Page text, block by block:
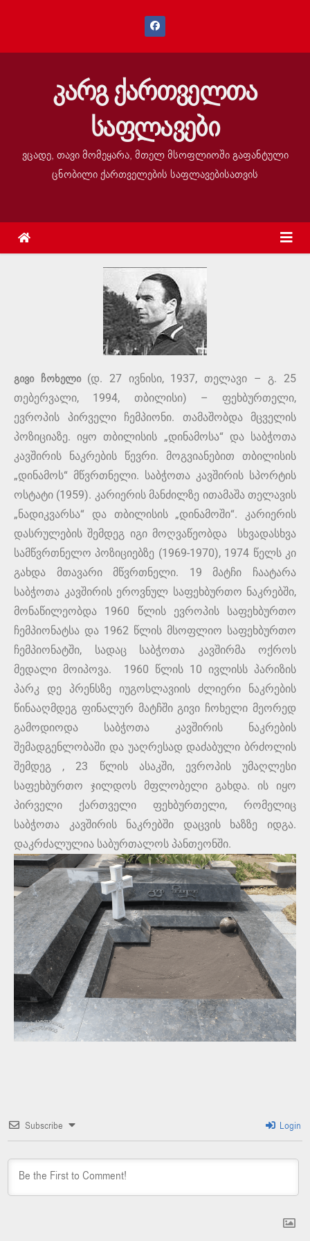
კარგ ქართველთა
საფლავები
ვცადე, თავი მომეყარა, მთელ მსოფლიოში გაფანტული
ცნობილი ქართველების საფლავებისათვის
გივი ჩოხელი(დ. 27 ივნისი, 1937, თელავი – გ. 25
თებერვალი, 1994, თბილისი) – ფეხბურთელი,
ევროპის პირველი ჩემპიონი. თამაშობდა მცველის
პოზიციაზე. იყო თბილისის „დინამოსა“ და საბჭოთა
კავშირის ნაკრების წევრი. მოგვიანებით თბილისის
„დინამოს“ მწვრთნელი. საბჭოთა კავშირის სპორტის
ოსტატი (1959). კარიერის მანძილზე ითამაშა თელავის
„ნადიკვარსა“ და თბილისის „დინამოში“. კარიერის
დასრულების შემდეგ იგი მოღვაწეობდა სხვადასხვა
სამწვრთნელო პოზიციებზე (1969-1970), 1974 წელს კი
გახდა მთავარი მწვრთნელი. 19 მატჩი ჩაატარა
საბჭოთა კავშირის ეროვნულ საფეხბურთო ნაკრებში,
მონაწილეობდა 1960 წლის ევროპის საფეხბურთო
ჩემპიონატსა და 1962 წლის მსოფლიო საფეხბურთო
ჩემპიონატში, სადაც საბჭოთა კავშირმა ოქროს
მედალი მოიპოვა. 1960 წლის 10 ივლისს პარიზის
პარკ დე პრენსზე იუგოსლავიის ძლიერი ნაკრების
წინააღმდეგ ფინალურ მატჩში გივი ჩოხელი მეორედ
გამოდიოდა საბჭოთა კავშირის ნაკრების
შემადგენლობაში და უაღრესად დაძაბული ბრძოლის
შემდეგ , 23 წლის ასაკში, ევროპის უმაღლესი
საფეხბურთო ჯილდოს მფლობელი გახდა. ის იყო
პირველი ქართველი ფეხბურთელი, რომელიც
საბჭოთა კავშირის ნაკრებში დაცვის ხაზზე იდგა.
დაკრძალულია საბურთალოს პანთეონში.
Subscribe Login